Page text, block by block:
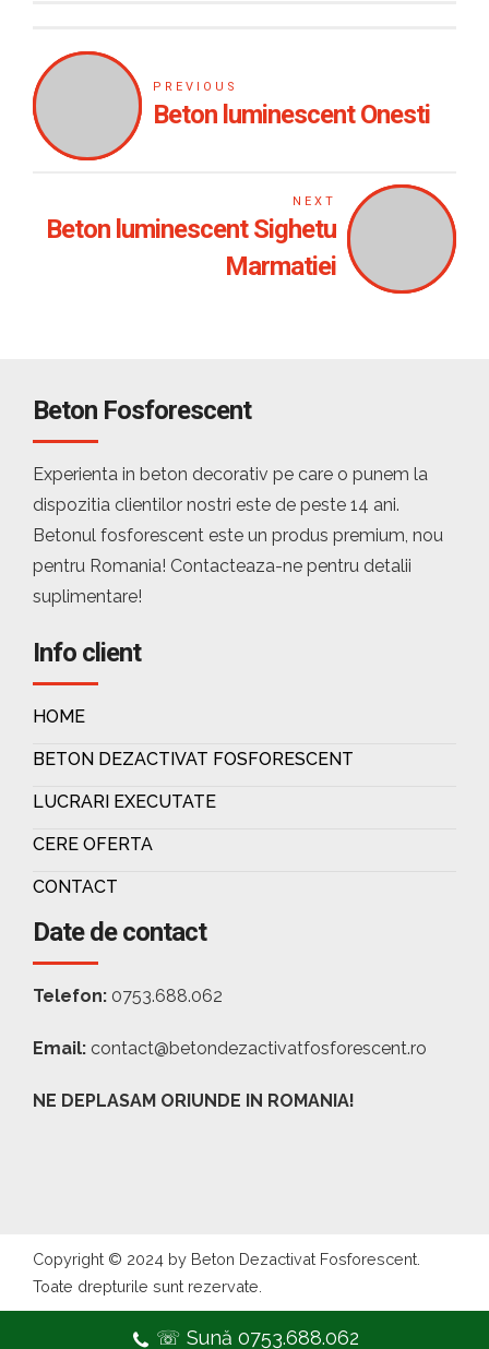
PREVIOUS
Beton luminescent Onesti
NEXT
Beton luminescent Sighetu
Marmatiei
Beton Fosforescent
Experienta in beton decorativ pe care o punem la
dispozitia clientilor nostri este de peste 14 ani.
Betonul fosforescent este un produs premium, nou
pentru Romania! Contacteaza-ne pentru detalii
suplimentare!
Info client
HOME
BETON DEZACTIVAT FOSFORESCENT
LUCRARI EXECUTATE
CERE OFERTA
CONTACT
Date de contact
Telefon: 0753.688.062
Email: contact@betondezactivatfosforescent.ro
NE DEPLASAM ORIUNDE IN ROMANIA!
Copyright © 2024 by Beton Dezactivat Fosforescent.
Toate drepturile sunt rezervate.
☏ Sună 0753.688.062